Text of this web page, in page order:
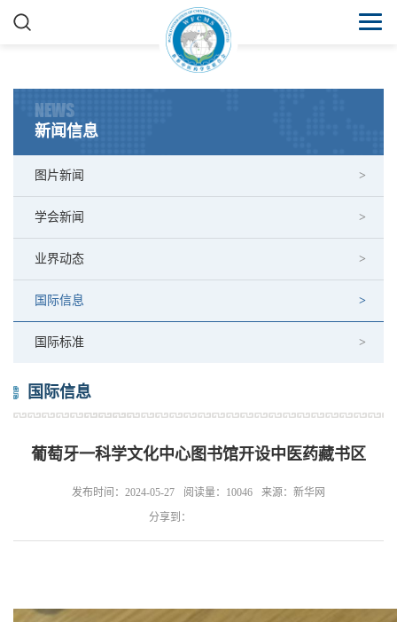
NEWS
新闻信息
图片新闻
学会新闻
业界动态
国际信息
国际标准
国际信息
葡萄牙一科学文化中心图书馆开设中医药藏书区
发布时间：2024-05-27 阅读量：10046
来源：新华网
分享到：